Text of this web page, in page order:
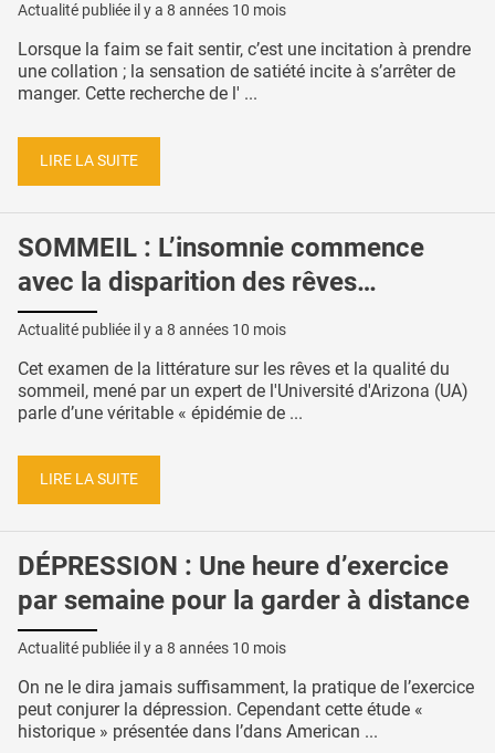
Actualité publiée il y a 8 années 10 mois
Lorsque la faim se fait sentir, c’est une incitation à prendre
une collation ; la sensation de satiété incite à s’arrêter de
manger. Cette recherche de l' ...
LIRE LA SUITE
SOMMEIL : L’insomnie commence
avec la disparition des rêves…
Actualité publiée il y a 8 années 10 mois
Cet examen de la littérature sur les rêves et la qualité du
sommeil, mené par un expert de l'Université d'Arizona (UA)
parle d’une véritable « épidémie de ...
LIRE LA SUITE
DÉPRESSION : Une heure d’exercice
par semaine pour la garder à distance
Actualité publiée il y a 8 années 10 mois
On ne le dira jamais suffisamment, la pratique de l’exercice
peut conjurer la dépression. Cependant cette étude «
historique » présentée dans l’dans American ...